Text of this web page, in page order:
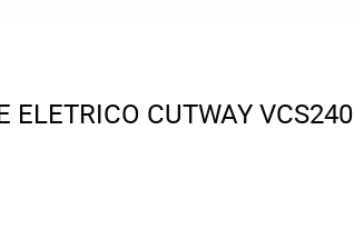
ELETRICO CUTWAY VCS240